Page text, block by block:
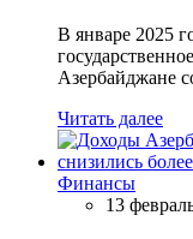
В январе 2025
Азербайджане
Читать далее
Финансы
13